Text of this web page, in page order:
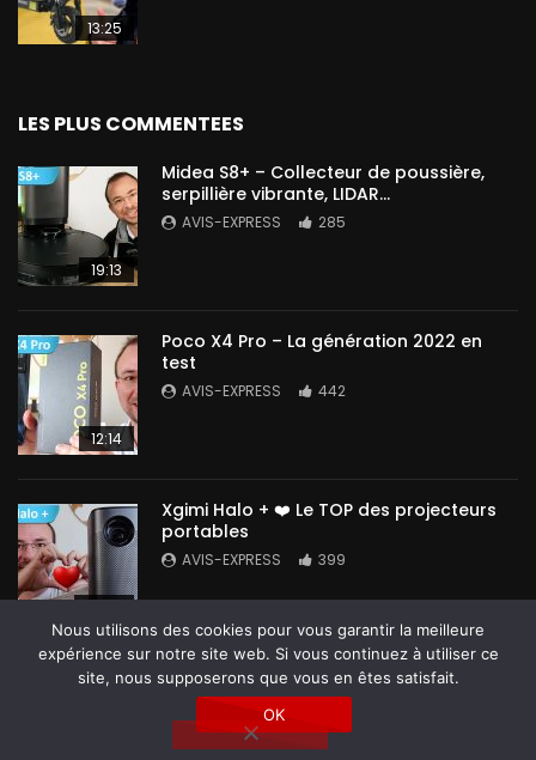
13:25
LES PLUS COMMENTEES
19:13
Midea S8+ – Collecteur de poussière,
serpillière vibrante, LIDAR…
AVIS-EXPRESS 285
12:14
Poco X4 Pro – La génération 2022 en
test
AVIS-EXPRESS 442
Xgimi Halo + ❤️ Le TOP des projecteurs
portables
AVIS-EXPRESS 399
Tous droits réservés @ Avis-Express
Nous utilisons des cookies pour vous garantir la meilleure
expérience sur notre site web. Si vous continuez à utiliser ce
site, nous supposerons que vous en êtes satisfait.
OK